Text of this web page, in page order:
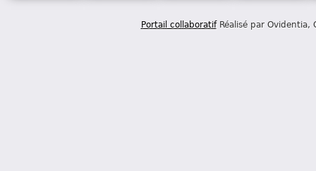
Portail collaboratifRéalisé par Ovidentia,